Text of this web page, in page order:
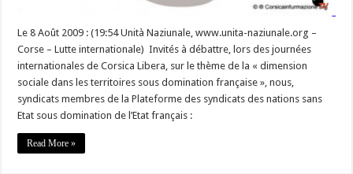
Le 8 Août 2009 : (19:54 Unità Naziunale, www.unita-naziunale.org –
Corse – Lutte internationale) Invités à débattre, lors des journées
internationales de Corsica Libera, sur le thème de la « dimension
sociale dans les territoires sous domination française », nous,
syndicats membres de la Plateforme des syndicats des nations sans
Etat sous domination de l’Etat français :
Read More »